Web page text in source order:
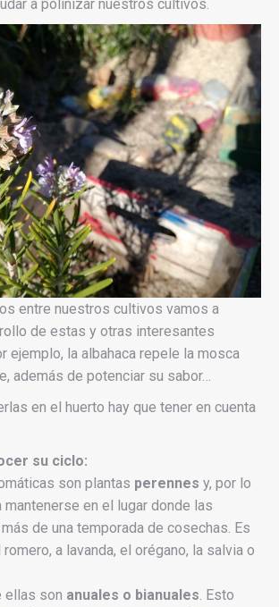
a polinizar nuestros cultivos.
entre nuestros cultivos vamos a
de estas y otras interesantes
ejemplo, la albahaca repele la mosca
además de potenciar su sabor…
en el huerto hay que tener en cuenta
su ciclo:
son plantas perennes y, por lo
mantenerse en el lugar donde las
de una temporada de cosechas. Es
a lavanda, el orégano, la salvia o
ellas son anuales o bianuales . Esto